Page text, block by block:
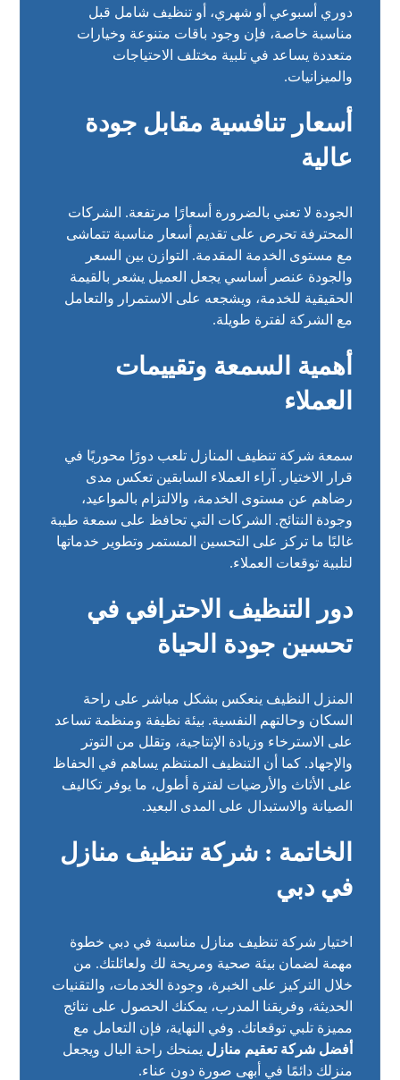
دوري أسبوعي أو شهري، أو تنظيف شامل قبل
مناسبة خاصة، فإن وجود باقات متنوعة وخيارات
متعددة يساعد في تلبية مختلف الاحتياجات
والميزانيات.
أسعار تنافسية مقابل جودة
عالية
الجودة لا تعني بالضرورة أسعارًا مرتفعة. الشركات
المحترفة تحرص على تقديم أسعار مناسبة تتماشى
مع مستوى الخدمة المقدمة. التوازن بين السعر
والجودة عنصر أساسي يجعل العميل يشعر بالقيمة
الحقيقية للخدمة، ويشجعه على الاستمرار والتعامل
مع الشركة لفترة طويلة.
أهمية السمعة وتقييمات
العملاء
سمعة شركة تنظيف المنازل تلعب دورًا محوريًا في
قرار الاختيار. آراء العملاء السابقين تعكس مدى
رضاهم عن مستوى الخدمة، والالتزام بالمواعيد،
وجودة النتائج. الشركات التي تحافظ على سمعة طيبة
غالبًا ما تركز على التحسين المستمر وتطوير خدماتها
لتلبية توقعات العملاء.
دور التنظيف الاحترافي في
تحسين جودة الحياة
المنزل النظيف ينعكس بشكل مباشر على راحة
السكان وحالتهم النفسية. بيئة نظيفة ومنظمة تساعد
على الاسترخاء وزيادة الإنتاجية، وتقلل من التوتر
والإجهاد. كما أن التنظيف المنتظم يساهم في الحفاظ
على الأثاث والأرضيات لفترة أطول، ما يوفر تكاليف
الصيانة والاستبدال على المدى البعيد.
الخاتمة : شركة تنظيف منازل
في دبي
اختيار شركة تنظيف منازل مناسبة في دبي خطوة
مهمة لضمان بيئة صحية ومريحة لك ولعائلتك. من
خلال التركيز على الخبرة، وجودة الخدمات، والتقنيات
الحديثة، وفريقنا المدرب، يمكنك الحصول على نتائج
مميزة تلبي توقعاتك. وفي النهاية، فإن التعامل مع
أفضل شركة تعقيم منازل يمنحك راحة البال ويجعل
منزلك دائمًا في أبهى صورة دون عناء.